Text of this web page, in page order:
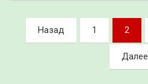
Пагинация
записей
Назад 1 2
Далее